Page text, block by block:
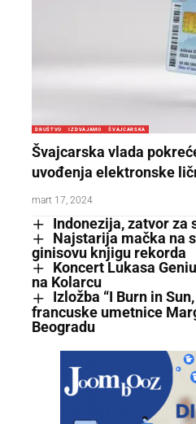
DRUŠTVO IZDVAJAMO ŠVAJCARSKA
Švajcarska vlada
uvođenja elektronske
mart 17, 2024
Indonezija, zatvor za
Najstarija mačka na
ginisovu knjigu rekorda
Koncert Lukasa
na Kolarcu
Izložba “I Burn in
francuske umetnice
Beogradu